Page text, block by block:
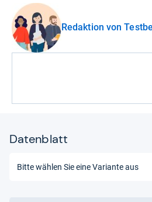
Redaktion von
Datenblatt